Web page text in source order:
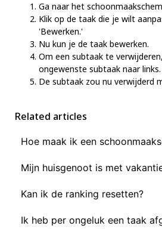
Ga naar het
Klik op de taak die je wilt
'Bewerken.'
Nu kun je de taak bewerken.
Om een subtaak te
ongewenste subtaak naar links.
De subtaak zou nu verwijderd
Related articles
Hoe maak ik een
Mijn huisgenoot is met
Kan ik de ranking resetten?
Ik heb per ongeluk een taak